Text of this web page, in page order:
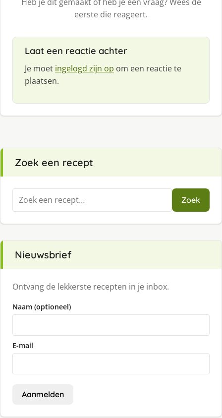
eerste die reageert.
Laat een reactie achter
Je moet ingelogd zijn op om een reactie te
plaatsen.
Zoek een recept
Zoeken
naar:
Zoek
Nieuwsbrief
Ontvang de lekkerste recepten in je inbox.
Naam (optioneel)
E-mail
Aanmelden